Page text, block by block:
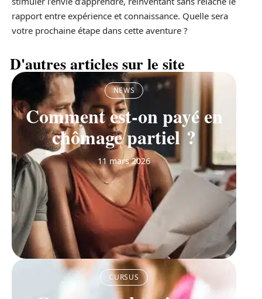
rapport entre expérience et connaissance. Quelle sera
votre prochaine étape dans cette aventure ?
D'autres articles sur le site
NEWS
Comment est-on payé en
chômage partiel ?
11 mars 2026
CURSUS